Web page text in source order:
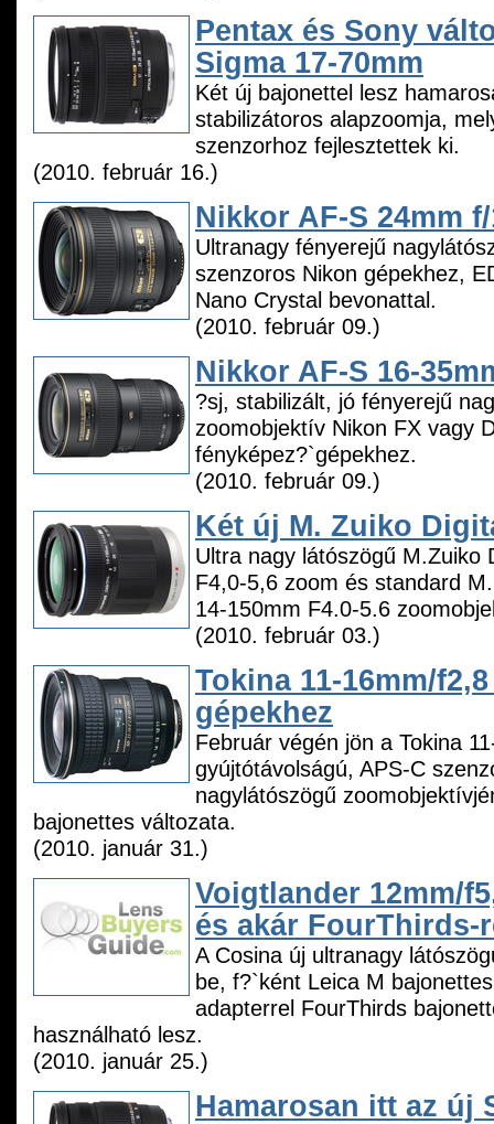
Pentax és Sony
Sigma 17-70mm
Két új bajonettel lesz
stabilizátoros alapzoomja,
szenzorhoz fejlesztettek ki.
(2010. február 16.)
Nikkor AF-S 24mm
Ultranagy fényerejű
szenzoros Nikon gépekhez,
Nano Crystal bevonattal.
(2010. február 09.)
Nikkor AF-S 16-
?sj, stabilizált, jó fényerejű
zoomobjektív Nikon FX vagy
fényképez?`gépekhez.
(2010. február 09.)
Két új M. Zuiko
Ultra nagy látószögű M.Zuiko
F4,0-5,6 zoom és standard
14-150mm F4.0-5.6
(2010. február 03.)
Tokina 11-16mm/
gépekhez
Február végén jön a Tokina
gyújtótávolságú, APS-C
nagylátószögű
bajonettes változata.
(2010. január 31.)
Voigtlander 12mm/
és akár FourThirds-
A Cosina új ultranagy
be, f?`ként Leica M
adapterrel FourThirds
használható lesz.
(2010. január 25.)
Hamarosan itt az új